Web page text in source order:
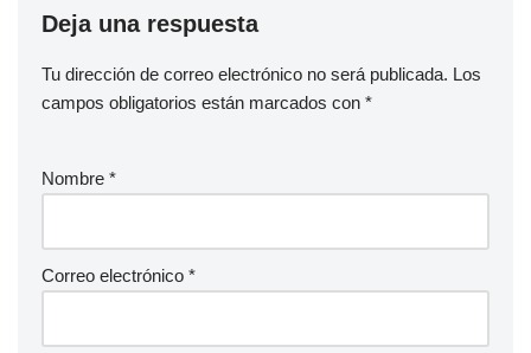
Deja una respuesta
Tu dirección de correo electrónico no será publicada. Los
campos obligatorios están marcados con *
Nombre *
Correo electrónico *